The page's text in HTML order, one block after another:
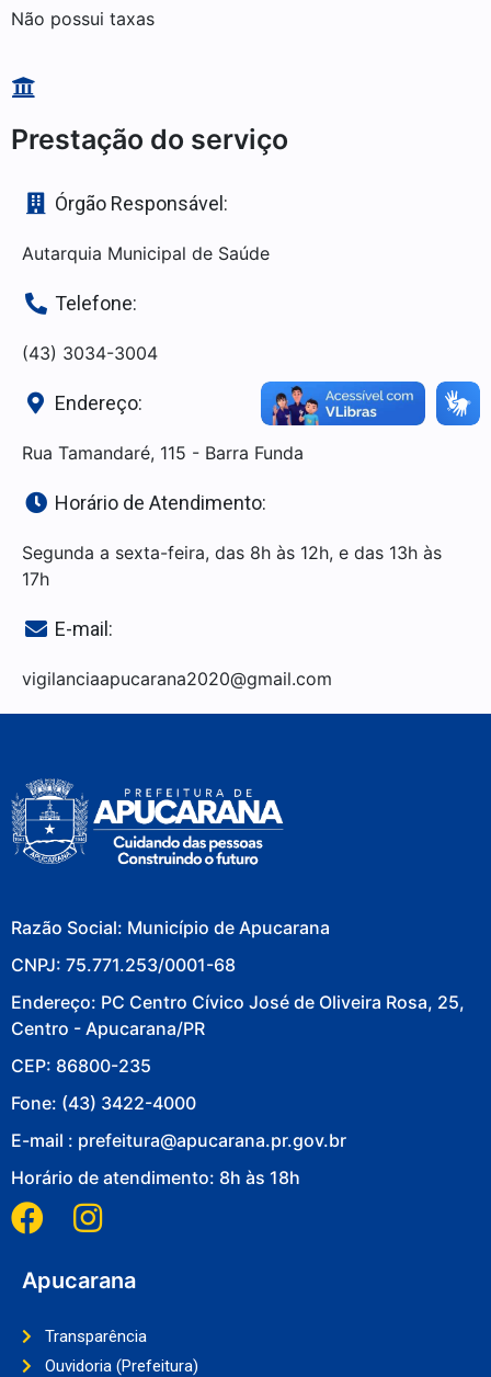
Não possui taxas
Prestação do serviço
Órgão Responsável:
Autarquia Municipal de Saúde
Telefone:
(43) 3034-3004
Endereço:
Rua Tamandaré, 115 - Barra Funda
Horário de Atendimento:
Segunda a sexta-feira, das 8h às 12h, e das 13h às
17h
E-mail:
vigilanciaapucarana2020@gmail.com
Razão Social: Município de Apucarana
CNPJ: 75.771.253/0001-68
Endereço: PC Centro Cívico José de Oliveira Rosa, 25,
Centro - Apucarana/PR
CEP: 86800-235
Fone: (43) 3422-4000
E-mail : prefeitura@apucarana.pr.gov.br
Horário de atendimento: 8h às 18h
Apucarana
Transparência
Ouvidoria (Prefeitura)